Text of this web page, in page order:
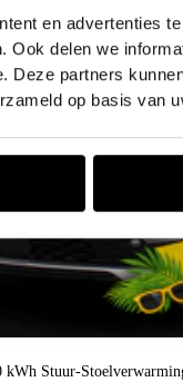
en advertenties
Ook delen we
Deze partners
op basis van
Stuur-